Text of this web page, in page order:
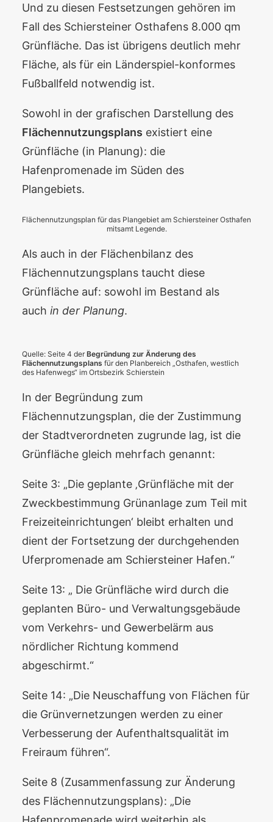
Und zu diesen Festsetzungen gehören im
Fall des Schiersteiner Osthafens 8.000 qm
Grünfläche. Das ist übrigens deutlich mehr
Fläche, als für ein Länderspiel-konformes
Fußballfeld notwendig ist.
Sowohl in der grafischen Darstellung des
Flächennutzungsplans existiert eine
Grünfläche (in Planung): die
Hafenpromenade im Süden des
Plangebiets.
Flächennutzungsplan für das Plangebiet am Schiersteiner Osthafen
mitsamt Legende.
Als auch in der Flächenbilanz des
Flächennutzungsplans taucht diese
Grünfläche auf: sowohl im Bestand als
auch in der Planung.
Quelle: Seite 4 der Begründung zur Änderung des
Flächennutzungsplans für den Planbereich „Osthafen, westlich
des Hafenwegs“ im Ortsbezirk Schierstein
In der Begründung zum
Flächennutzungsplan, die der Zustimmung
der Stadtverordneten zugrunde lag, ist die
Grünfläche gleich mehrfach genannt:
Seite 3: „Die geplante ‚Grünfläche mit der
Zweckbestimmung Grünanlage zum Teil mit
Freizeiteinrichtungen‘ bleibt erhalten und
dient der Fortsetzung der durchgehenden
Uferpromenade am Schiersteiner Hafen.“
Seite 13: „ Die Grünfläche wird durch die
geplanten Büro- und Verwaltungsgebäude
vom Verkehrs- und Gewerbelärm aus
nördlicher Richtung kommend
abgeschirmt.“
Seite 14: „Die Neuschaffung von Flächen für
die Grünvernetzungen werden zu einer
Verbesserung der Aufenthaltsqualität im
Freiraum führen“.
Seite 8 (Zusammenfassung zur Änderung
des Flächennutzungsplans): „Die